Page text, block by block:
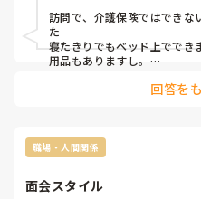
適した市販のカラー剤はある
かなり難しいかとは思うので
れば教えていただきたいです。
訪問で、介護保険ではできな
た
寝たきりでもベッド上ででき
用品もありますし。
回答を
職場・人間関係
面会スタイル